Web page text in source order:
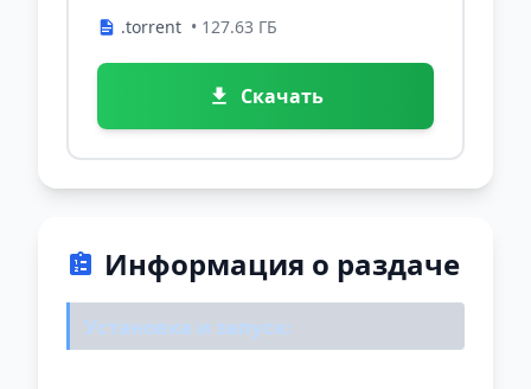
.torrent • 127.63 ГБ
Скачать
Информация о раздаче
Установка и запуск: